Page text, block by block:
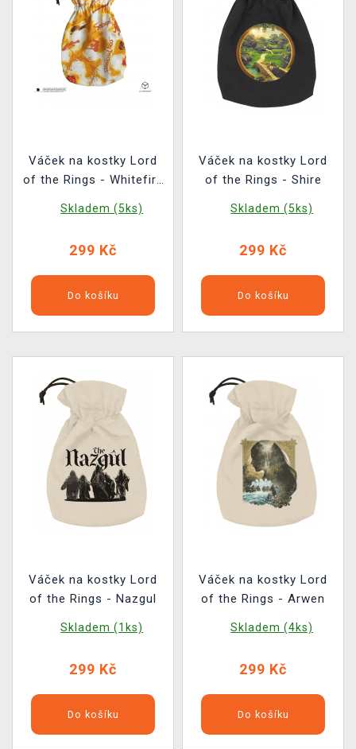
Váček na kostky Lord
of the Rings - Whitefire
Skladem (5ks)
299 Kč
Do košíku
Váček na kostky Lord
of the Rings - Shire
Skladem (5ks)
299 Kč
Do košíku
Váček na kostky Lord
of the Rings - Nazgul
Skladem (1ks)
299 Kč
Do košíku
Váček na kostky Lord
of the Rings - Arwen
Skladem (4ks)
299 Kč
Do košíku